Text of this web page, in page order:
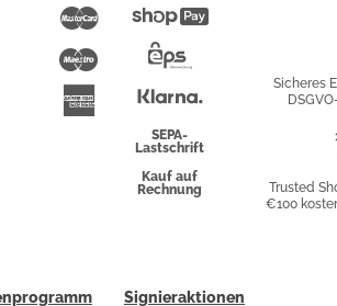
Mastercard
Maestro
American
Express
PayShopify
Überweisung
SEPA-
Lastschrift
Kauf auf
Rechnung
Sicheres
Trusted
€100
Signieraktionen